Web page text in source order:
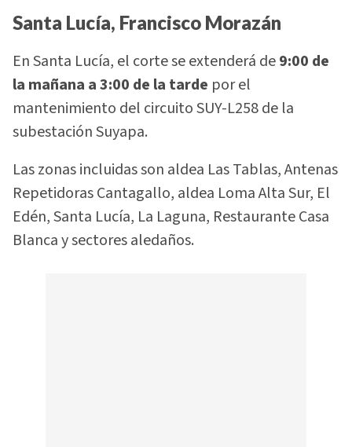
Santa Lucía, Francisco Morazán
En Santa Lucía, el corte se extenderá de9:00 de
la mañana a 3:00 de la tarde por el
mantenimiento del circuito SUY-L258 de la
subestación Suyapa.
Las zonas incluidas son aldea Las Tablas, Antenas
Repetidoras Cantagallo, aldea Loma Alta Sur, El
Edén, Santa Lucía, La Laguna, Restaurante Casa
Blanca y sectores aledaños.